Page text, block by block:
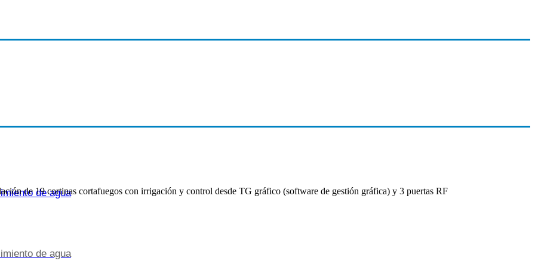
de agua
de agua
de 19 cortinas cortafuegos con irrigación y control desde TG gráfico (software de gestión gráfica) y 3 puertas RF